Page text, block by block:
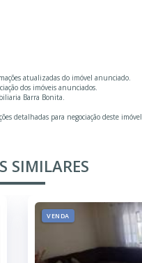
atualizadas do imóvel anunciado.
dos imóveis anunciados.
Barra Bonita.
detalhadas para negociação deste imóvel.
SIMILARES
VENDA